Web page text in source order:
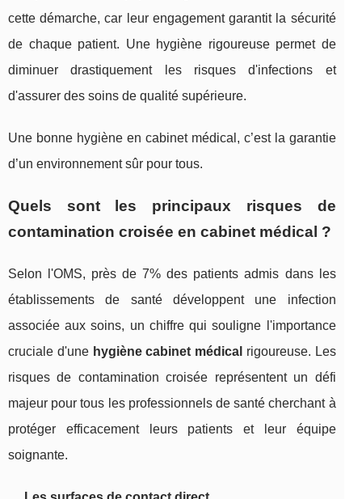
cette démarche, car leur engagement garantit la sécurité
de chaque patient. Une hygiène rigoureuse permet de
diminuer drastiquement les risques d'infections et
d'assurer des soins de qualité supérieure.
Une bonne hygiène en cabinet médical, c’est la garantie
d’un environnement sûr pour tous.
Quels sont les principaux risques de
contamination croisée en cabinet médical ?
Selon l'OMS, près de 7% des patients admis dans les
établissements de santé développent une infection
associée aux soins, un chiffre qui souligne l'importance
cruciale d'une hygiène cabinet médical rigoureuse. Les
risques de contamination croisée représentent un défi
majeur pour tous les professionnels de santé cherchant à
protéger efficacement leurs patients et leur équipe
soignante.